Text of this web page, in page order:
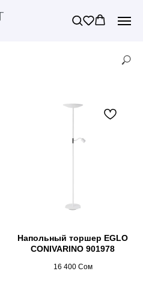
Напольный торшер EGLO
CONIVARINO 901978
16 400 Сом